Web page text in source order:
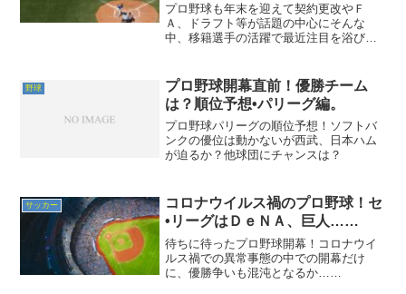
プロ野球も年末を迎えて契約更改やＦ
Ａ、ドラフト等が話題の中心にそんな
中、移籍選手の活躍で最近注目を浴びて
ックアップ現役ドラフト２０２４移籍成
立選手セ・リーグ１巡目田中瑛...
野球
プロ野球開幕直前！優勝チーム
は？順位予想•パリーグ編。
プロ野球パリーグの順位予想！ソフトバ
ンクの優位は動かないが西武、日本ハム
が迫るか？他球団にチャンスは？
サッカー
コロナウイルス禍のプロ野球！セ
•リーグはＤｅＮＡ、巨人……
待ちに待ったプロ野球開幕！コロナウイ
ルス禍での異常事態の中での開幕だけ
に、優勝争いも混沌となるか……